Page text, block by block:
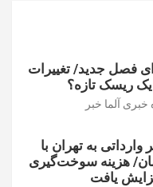
فصل جدید/ تغییرات
ریسک تازه؟
خبری آلما خبر
به تهران با
تومان/ هزینه سوخت‌گیری
یافت